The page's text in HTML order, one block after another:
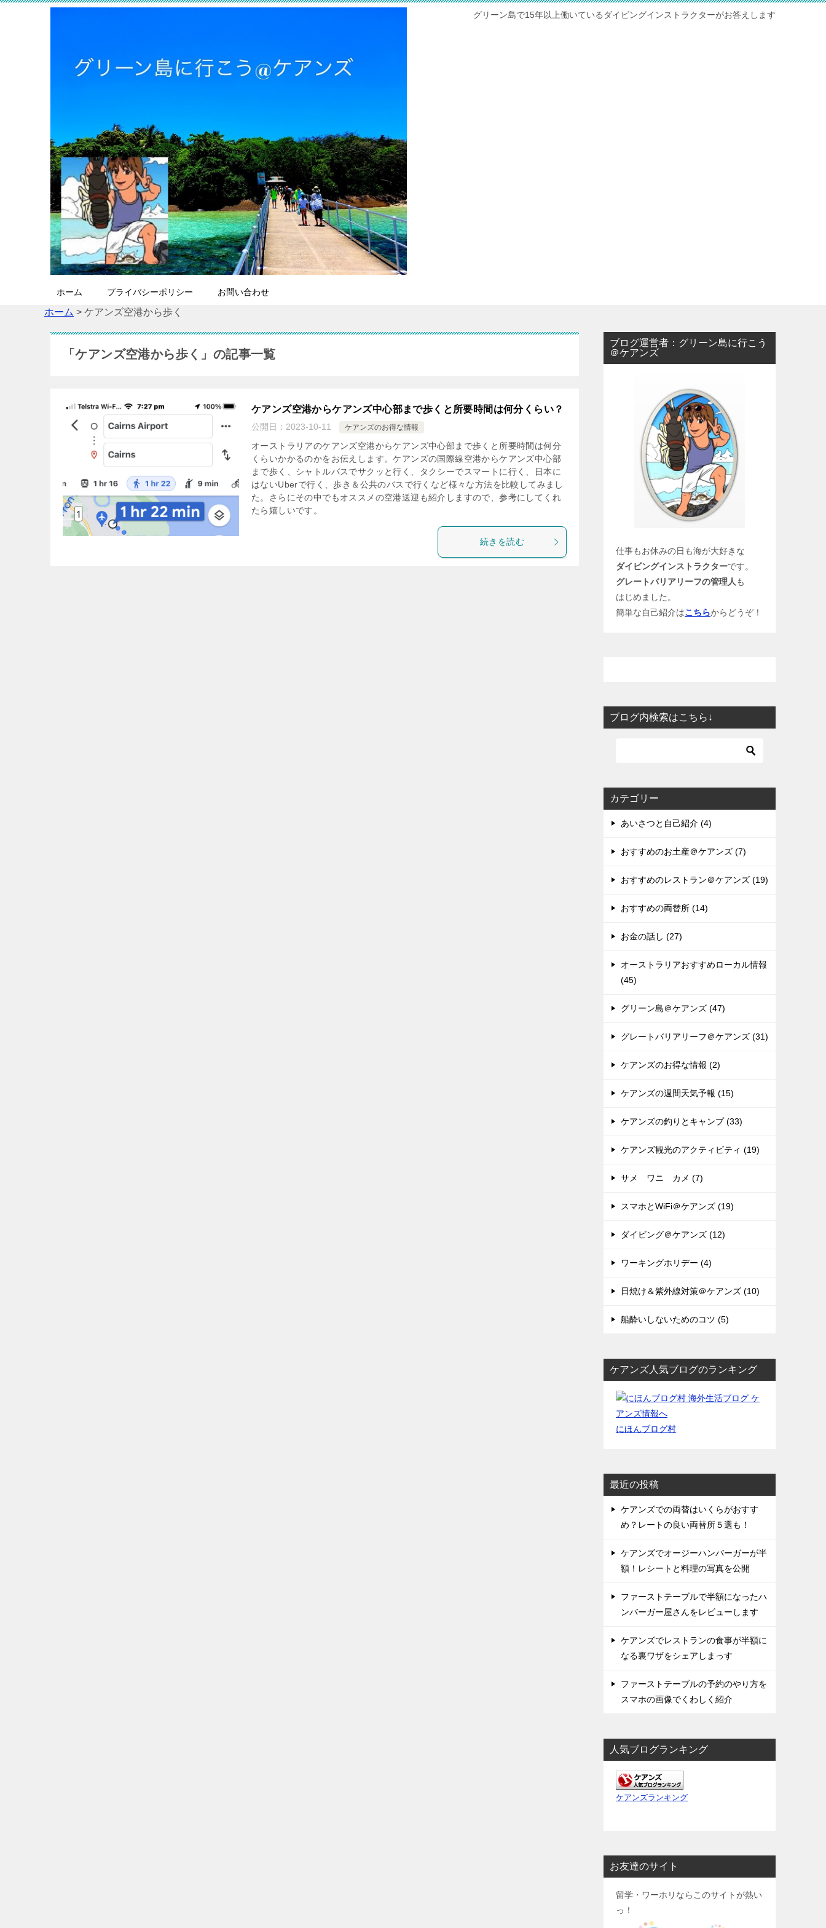
グリーン島で15年以上働いているダイビングインストラクターがお答えします
ホーム プライバシーポリシー お問い合わせ
ホーム > ケアンズ空港から歩く
「ケアンズ空港から歩く」の記事一覧
ケアンズ空港からケアンズ中心部まで歩くと所要時間は何分くらい？
公開日： 2023-10-11 ケアンズのお得な情報
オーストラリアのケアンズ空港からケアンズ中心部まで歩くと所要時間は何分
くらいかかるのかをお伝えします。ケアンズの国際線空港からケアンズ中心部
まで歩く、シャトルバスでサクッと行く、タクシーでスマートに行く、日本に
はないUberで行く、歩き＆公共のバスで行くなど様々な方法を比較してみまし
た。さらにその中でもオススメの空港送迎も紹介しますので、参考にしてくれ
たら嬉しいです。
続きを読む
ブログ運営者：グリーン島に行こう
＠ケアンズ
仕事もお休みの日も海が大好きな
ダイビングインストラクターです。
グレートバリアリーフの管理人 も
はじめました。
簡単な自己紹介はこちらからどうぞ！
ブログ内検索はこちら↓
カテゴリー
あいさつと自己紹介 (4)
おすすめのお土産＠ケアンズ (7)
おすすめのレストラン＠ケアンズ (19)
おすすめの両替所 (14)
お金の話し (27)
オーストラリアおすすめローカル情報
(45)
グリーン島＠ケアンズ (47)
グレートバリアリーフ＠ケアンズ (31)
ケアンズのお得な情報 (2)
ケアンズの週間天気予報 (15)
ケアンズの釣りとキャンプ (33)
ケアンズ観光のアクティビティ (19)
サメ ワニ カメ (7)
スマホとWiFi＠ケアンズ (19)
ダイビング＠ケアンズ (12)
ワーキングホリデー (4)
日焼け＆紫外線対策＠ケアンズ (10)
船酔いしないためのコツ (5)
ケアンズ人気ブログのランキング
にほんブログ村
最近の投稿
ケアンズでの両替はいくらがおすす
め？レートの良い両替所５選も！
ケアンズでオージーハンバーガーが半
額！レシートと料理の写真を公開
ファーストテーブルで半額になったハ
ンバーガー屋さんをレビューします
ケアンズでレストランの食事が半額に
なる裏ワザをシェアしまっす
ファーストテーブルの予約のやり方を
スマホの画像でくわしく紹介
人気ブログランキング
ケアンズランキング
お友達のサイト
留学・ワーホリならこのサイトが熱い
っ！